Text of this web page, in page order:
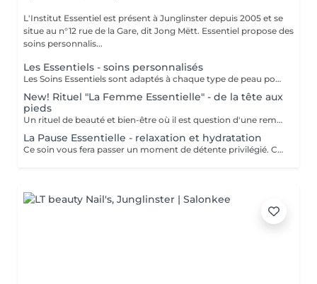
L'Institut Essentiel est présent à Junglinster depuis 2005 et se
situe au n°12 rue de la Gare, dit Jong Mëtt. Essentiel propose des
soins personnalis...
Les Essentiels - soins personnalisés
Les Soins Essentiels sont adaptés à chaque type de peau pour répondre à vos attentes et besoins. Incluant un diagnostique, un nettoyage et gommage adapté, les soins spécifiques d'hydratation, le modelage et drainage manuel du visage et une pose masque. Suivant les besoins diagnostiqués je vous proposerai un protocole se soin le plus adapté pour que vous obteniez le meilleur résultat. Le soin Global inclut les épilations sourcils et contour bouche. Le but des soins essentiels étant d'apporter un soulagement, un effet et une expérience adaptée pour des résultats durables. Inclure un massage INDIBA® à votre soin essentiel augmente les effets des soins apportés et augmente le résultat (oxygénation, détente musculaire, hydratation, anti-âge, anti inflammatoire, équilibrant) Le point fort du soin: le massage évidemment et le résultat grâce aux soins ciblés. Pour plus de renseignements n'hésitez pas à prendre contact avec nous. Pensez à réserver vos teintures, épilations etc séparément dans "les plus essentiels à réserver", ces prestations ne sont pas incluses dans le prix ni la durée d'un soin essentiel. A bientôt. Catherine
New! Rituel "La Femme Essentielle" - de la tête aux
pieds
Un rituel de beauté et bien-être où il est question d'une remise en beauté de la tête aux pieds. Plus qu'un simple soin, le Rituel La Femme Essentielle est une parenthèse bien-être et beauté. Entre les mains expérimentées de Catherine Lecoq vous vous laisserez porter et surprendre. 2h30-3h lors desquelles vous n'avez rien à faire, ni à penser. Je m'en charge pour vous et je ne laisserai rien au hasard. Résultat: un émerveillement et un changement subtile pour vous embellir. Le rituel comprend un - soin du visage - remise en beauté des mains et pieds - remise en beauté des cils et sourcils - massages relaxants personnalisés -
La Pause Essentielle - relaxation et hydratation
Ce soin vous fera passer un moment de détente privilégié. Ce soin s'adresse à toutes et tous qui souhaite passer un moment agréable et oublier le quotidien. Hydratation, gommage, massage tout en douceur. Convient à tout type de peau (soins adaptés) Le point fort: Le massage sans aucun doute!